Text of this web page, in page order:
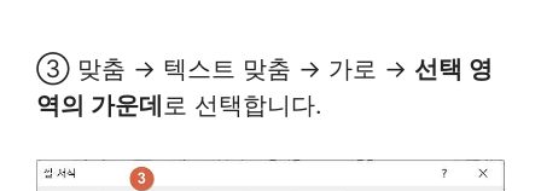
③ 맞춤 → 텍스트 맞춤 → 가로 → 선택 영
역의 가운데로 선택합니다.